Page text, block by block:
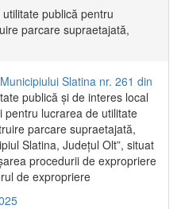
publică pentru
parcare supraetajată,
Slatina nr. 261 din
publică și de interes local
lucrarea de utilitate
parcare supraetajată,
Slatina, Județul Olt”, situat
procedurii de expropriere
de expropriere